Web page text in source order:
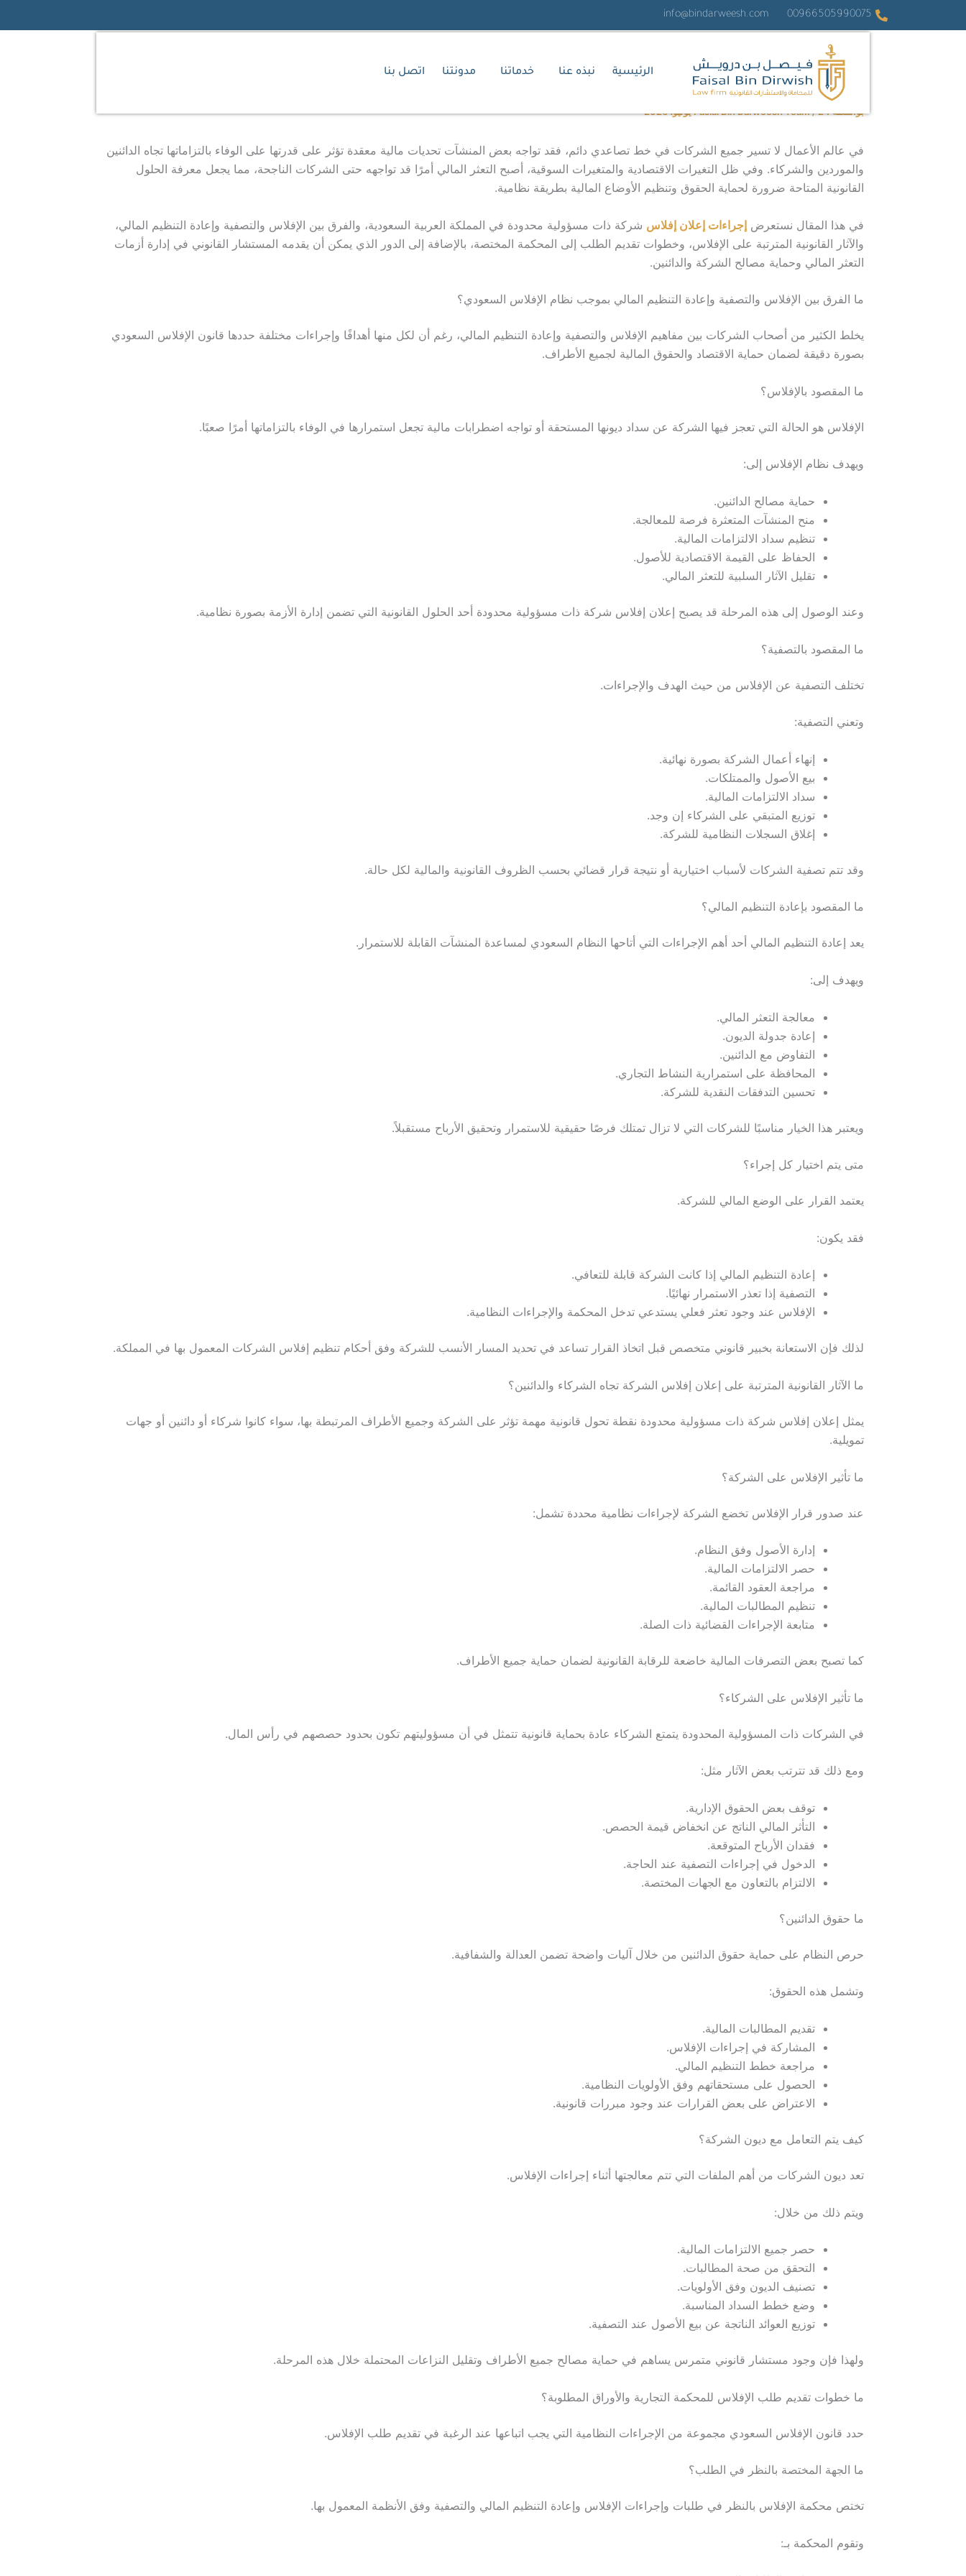
إلى
00966505990075
info@bindarweesh.com
الرئيسية نبذه عنا خدماتنا مدونتنا اتصل بنا
بواسطة Fasial Bin Darweesh Team/24 يونيو، 2026
في عالم الأعمال لا تسير جميع الشركات في خط تصاعدي دائم، فقد تواجه بعض المنشآت تحديات مالية معقدة تؤثر على قدرتها على الوفاء بالتزاماتها تجاه الدائنين
والموردين والشركاء. وفي ظل التغيرات الاقتصادية والمتغيرات السوقية، أصبح التعثر المالي أمرًا قد تواجهه حتى الشركات الناجحة، مما يجعل معرفة الحلول
القانونية المتاحة ضرورة لحماية الحقوق وتنظيم الأوضاع المالية بطريقة نظامية.
في هذا المقال نستعرض إجراءات إعلان إفلاس شركة ذات مسؤولية محدودة في المملكة العربية السعودية، والفرق بين الإفلاس والتصفية وإعادة التنظيم المالي،
والآثار القانونية المترتبة على الإفلاس، وخطوات تقديم الطلب إلى المحكمة المختصة، بالإضافة إلى الدور الذي يمكن أن يقدمه المستشار القانوني في إدارة أزمات
التعثر المالي وحماية مصالح الشركة والدائنين.
ما الفرق بين الإفلاس والتصفية وإعادة التنظيم المالي بموجب نظام الإفلاس السعودي؟
يخلط الكثير من أصحاب الشركات بين مفاهيم الإفلاس والتصفية وإعادة التنظيم المالي، رغم أن لكل منها أهدافًا وإجراءات مختلفة حددها قانون الإفلاس السعودي
بصورة دقيقة لضمان حماية الاقتصاد والحقوق المالية لجميع الأطراف.
ما المقصود بالإفلاس؟
الإفلاس هو الحالة التي تعجز فيها الشركة عن سداد ديونها المستحقة أو تواجه اضطرابات مالية تجعل استمرارها في الوفاء بالتزاماتها أمرًا صعبًا.
ويهدف نظام الإفلاس إلى:
حماية مصالح الدائنين.
منح المنشآت المتعثرة فرصة للمعالجة.
تنظيم سداد الالتزامات المالية.
الحفاظ على القيمة الاقتصادية للأصول.
تقليل الآثار السلبية للتعثر المالي.
وعند الوصول إلى هذه المرحلة قد يصبح إعلان إفلاس شركة ذات مسؤولية محدودة أحد الحلول القانونية التي تضمن إدارة الأزمة بصورة نظامية.
ما المقصود بالتصفية؟
تختلف التصفية عن الإفلاس من حيث الهدف والإجراءات.
وتعني التصفية:
إنهاء أعمال الشركة بصورة نهائية.
بيع الأصول والممتلكات.
سداد الالتزامات المالية.
توزيع المتبقي على الشركاء إن وجد.
إغلاق السجلات النظامية للشركة.
وقد تتم تصفية الشركات لأسباب اختيارية أو نتيجة قرار قضائي بحسب الظروف القانونية والمالية لكل حالة.
ما المقصود بإعادة التنظيم المالي؟
يعد إعادة التنظيم المالي أحد أهم الإجراءات التي أتاحها النظام السعودي لمساعدة المنشآت القابلة للاستمرار.
ويهدف إلى:
معالجة التعثر المالي.
إعادة جدولة الديون.
التفاوض مع الدائنين.
المحافظة على استمرارية النشاط التجاري.
تحسين التدفقات النقدية للشركة.
ويعتبر هذا الخيار مناسبًا للشركات التي لا تزال تمتلك فرصًا حقيقية للاستمرار وتحقيق الأرباح مستقبلاً.
متى يتم اختيار كل إجراء؟
يعتمد القرار على الوضع المالي للشركة.
فقد يكون:
إعادة التنظيم المالي إذا كانت الشركة قابلة للتعافي.
التصفية إذا تعذر الاستمرار نهائيًا.
الإفلاس عند وجود تعثر فعلي يستدعي تدخل المحكمة والإجراءات النظامية.
لذلك فإن الاستعانة بخبير قانوني متخصص قبل اتخاذ القرار تساعد في تحديد المسار الأنسب للشركة وفق أحكام تنظيم إفلاس الشركات المعمول بها في المملكة.
ما الآثار القانونية المترتبة على إعلان إفلاس الشركة تجاه الشركاء والدائنين؟
يمثل إعلان إفلاس شركة ذات مسؤولية محدودة نقطة تحول قانونية مهمة تؤثر على الشركة وجميع الأطراف المرتبطة بها، سواء كانوا شركاء أو دائنين أو جهات
تمويلية.
ما تأثير الإفلاس على الشركة؟
عند صدور قرار الإفلاس تخضع الشركة لإجراءات نظامية محددة تشمل:
إدارة الأصول وفق النظام.
حصر الالتزامات المالية.
مراجعة العقود القائمة.
تنظيم المطالبات المالية.
متابعة الإجراءات القضائية ذات الصلة.
كما تصبح بعض التصرفات المالية خاضعة للرقابة القانونية لضمان حماية جميع الأطراف.
ما تأثير الإفلاس على الشركاء؟
في الشركات ذات المسؤولية المحدودة يتمتع الشركاء عادة بحماية قانونية تتمثل في أن مسؤوليتهم تكون بحدود حصصهم في رأس المال.
ومع ذلك قد تترتب بعض الآثار مثل:
توقف بعض الحقوق الإدارية.
التأثر المالي الناتج عن انخفاض قيمة الحصص.
فقدان الأرباح المتوقعة.
الدخول في إجراءات التصفية عند الحاجة.
الالتزام بالتعاون مع الجهات المختصة.
ما حقوق الدائنين؟
حرص النظام على حماية حقوق الدائنين من خلال آليات واضحة تضمن العدالة والشفافية.
وتشمل هذه الحقوق:
تقديم المطالبات المالية.
المشاركة في إجراءات الإفلاس.
مراجعة خطط التنظيم المالي.
الحصول على مستحقاتهم وفق الأولويات النظامية.
الاعتراض على بعض القرارات عند وجود مبررات قانونية.
كيف يتم التعامل مع ديون الشركة؟
تعد ديون الشركات من أهم الملفات التي تتم معالجتها أثناء إجراءات الإفلاس.
ويتم ذلك من خلال:
حصر جميع الالتزامات المالية.
التحقق من صحة المطالبات.
تصنيف الديون وفق الأولويات.
وضع خطط السداد المناسبة.
توزيع العوائد الناتجة عن بيع الأصول عند التصفية.
ولهذا فإن وجود مستشار قانوني متمرس يساهم في حماية مصالح جميع الأطراف وتقليل النزاعات المحتملة خلال هذه المرحلة.
ما خطوات تقديم طلب الإفلاس للمحكمة التجارية والأوراق المطلوبة؟
حدد قانون الإفلاس السعودي مجموعة من الإجراءات النظامية التي يجب اتباعها عند الرغبة في تقديم طلب الإفلاس.
ما الجهة المختصة بالنظر في الطلب؟
تختص محكمة الإفلاس بالنظر في طلبات وإجراءات الإفلاس وإعادة التنظيم المالي والتصفية وفق الأنظمة المعمول بها.
وتقوم المحكمة بـ: